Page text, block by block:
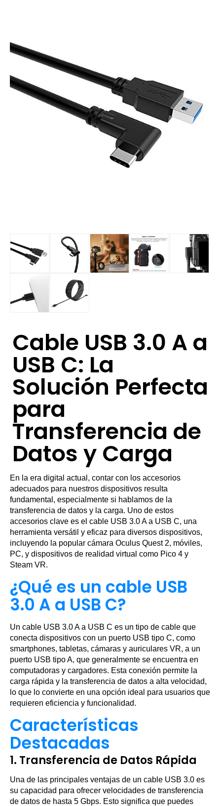
Cable USB 3.0 A a
USB C: La
Solución Perfecta
para
Transferencia de
Datos y Carga
En la era digital actual, contar con los accesorios
adecuados para nuestros dispositivos resulta
fundamental, especialmente si hablamos de la
transferencia de datos y la carga. Uno de estos
accesorios clave es el cable USB 3.0 A a USB C, una
herramienta versátil y eficaz para diversos dispositivos,
incluyendo la popular cámara Oculus Quest 2, móviles,
PC, y dispositivos de realidad virtual como Pico 4 y
Steam VR.
¿Qué es un cable USB
3.0 A a USB C?
Un cable USB 3.0 A a USB C es un tipo de cable que
conecta dispositivos con un puerto USB tipo C, como
smartphones, tabletas, cámaras y auriculares VR, a un
puerto USB tipo A, que generalmente se encuentra en
computadoras y cargadores. Esta conexión permite la
carga rápida y la transferencia de datos a alta velocidad,
lo que lo convierte en una opción ideal para usuarios que
requieren eficiencia y funcionalidad.
Características
Destacadas
1. Transferencia de Datos Rápida
Una de las principales ventajas de un cable USB 3.0 es
su capacidad para ofrecer velocidades de transferencia
de datos de hasta 5 Gbps. Esto significa que puedes